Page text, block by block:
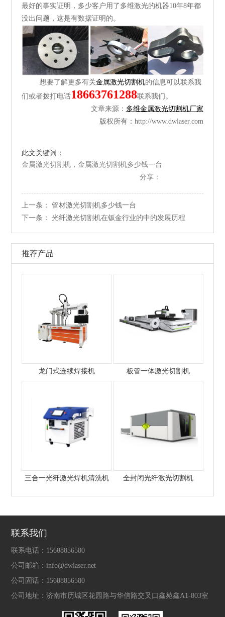
最好的事实证明，多少客户用了多维激光的机器10年8年都
没出问题，这是有数据证明的。
想要了解更多有关金属激光切割机的信息可以联系我
们或者拨打电话18663761288联系我们。
文章来源： 多维金属激光切割机厂家
版权所有： http://www.dwlaser.com
此文关键词：
金属激光切割机，金属激光切割机多少钱一台
分享：
上一条：管材激光切割机多少钱一台
下一条：光纤激光切割机在钣金行业的中的发展历程
推荐产品
龙门式连续焊接机 板管一体激光切割机
三合一光纤激光焊机清洗机 全封闭光纤激光切割机
联系我们
联系电话： 15688856580
公司邮箱： info@dwlaser.net
公司固话： 15688856580
公司地址：济南市历城区花园路与华信路交叉口鑫苑鑫A1-803室